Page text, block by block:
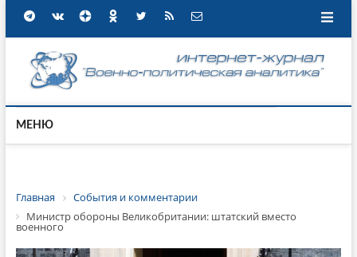
МЕНЮ
Главная
События и комментарии
Министр обороны Великобритании: штатский вместо
военного